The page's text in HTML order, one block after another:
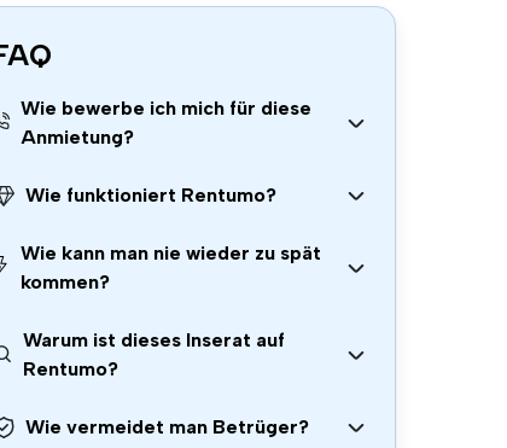
Wie bewerbe ich mich für diese
Anmietung?
Wie funktioniert Rentumo?
Wie kann man nie wieder zu spät
kommen?
Warum ist dieses Inserat auf
Rentumo?
Wie vermeidet man Betrüger?